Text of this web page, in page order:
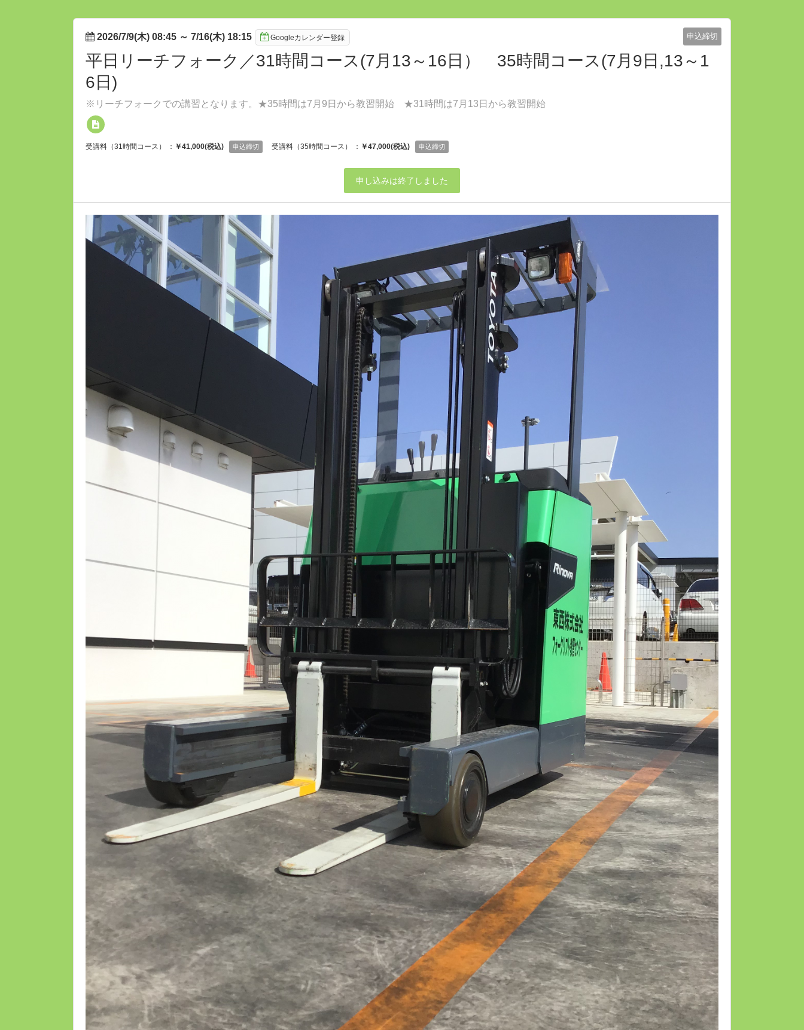
2026/7/9(木) 08:45 ～ 7/16(木) 18:15 Googleカレンダー登録 申込締切
平日リーチフォーク／31時間コース(7月13～16日） 35時間コース(7月9日,13～1
6日)
※リーチフォークでの講習となります。★35時間は7月9日から教習開始 ★31時間は7月13日から教習開始
受講料（31時間コース） ： ￥41,000(税込) 申込締切 受講料（35時間コース） ： ￥47,000(税込) 申込締切
申し込みは終了しました